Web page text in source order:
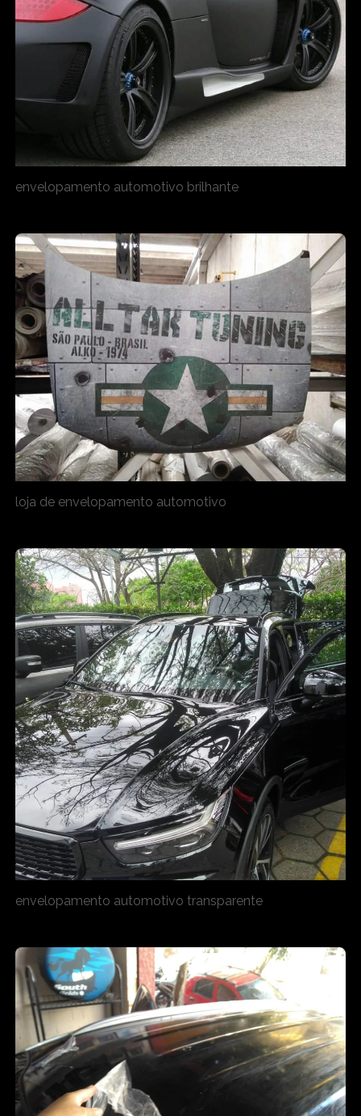
envelopamento automotivo brilhante
loja de envelopamento automotivo
envelopamento automotivo transparente